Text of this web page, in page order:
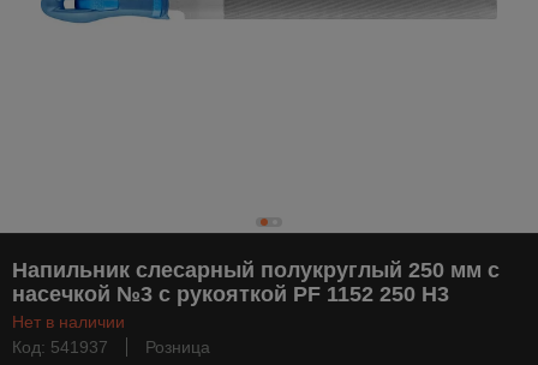
Напильник слесарный полукруглый 250 мм с
насечкой №3 с рукояткой PF 1152 250 Н3
Нет в наличии
Код: 541937
Розница